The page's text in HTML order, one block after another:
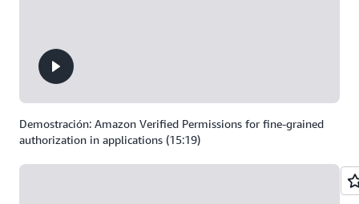
Demostración: Amazon Verified Permissions for fine-grained
authorization in applications (15:19)